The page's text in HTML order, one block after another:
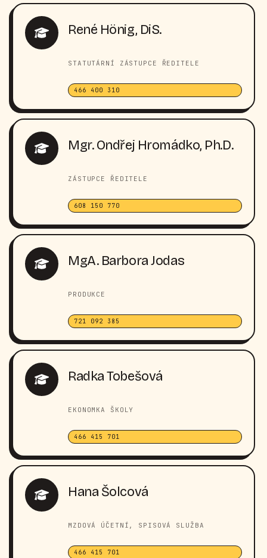
René Hönig, DiS.
STATUTÁRNÍ ZÁSTUPCE ŘEDITELE
466 400 310
Mgr. Ondřej Hromádko, Ph.D.
ZÁSTUPCE ŘEDITELE
608 150 770
MgA. Barbora Jodas
PRODUKCE
721 092 385
Radka Tobešová
EKONOMKA ŠKOLY
466 415 701
Hana Šolcová
MZDOVÁ ÚČETNÍ, SPISOVÁ SLUŽBA
466 415 701